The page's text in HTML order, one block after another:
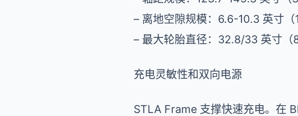
– 离地空隙规模：6.6-10.3 英寸（
– 最大轮胎直径：32.8/33 英寸（
充电灵敏性和双向电源
STLA Frame 支撑快速充电。在